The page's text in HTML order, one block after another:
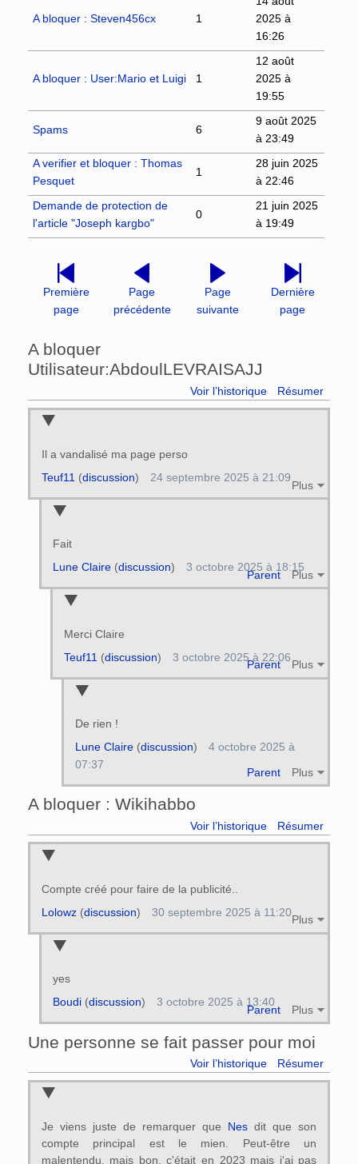
A bloquer : Steven456cx 1
2025 à
16:26
A bloquer : User:Mario et Luigi 1
12 août
2025 à
19:55
Spams 6
9 août 2025
à 23:49
A verifier et bloquer : Thomas
Pesquet
1
28 juin 2025
à 22:46
Demande de protection de
l'article "Joseph kargbo"
0
21 juin 2025
à 19:49
Première
page
Page
précédente
Page
suivante
Dernière
page
A bloquer
Utilisateur:AbdoulLEVRAISAJJ
Voir l’historique Résumer
Il a vandalisé ma page perso
Plus
Teuf11 (discussion) 24 septembre 2025 à 21:09
Fait
Parent Plus
Lune Claire(discussion) 3 octobre 2025 à 18:15
Merci Claire
Parent Plus
Teuf11 (discussion) 3 octobre 2025 à 22:06
De rien !
Parent Plus
Lune Claire(discussion)
4 octobre 2025 à
07:37
A bloquer : Wikihabbo
Voir l’historique Résumer
Compte créé pour faire de la publicité..
Plus
Lolowz(discussion) 30 septembre 2025 à 11:20
yes
Parent Plus
Boudi(discussion) 3 octobre 2025 à 13:40
Une personne se fait passer pour moi
Voir l’historique Résumer
Je viens juste de remarquer que Nes dit que son
compte principal est le mien. Peut-être un
malentendu, mais bon, c'était en 2023 mais j'ai pas